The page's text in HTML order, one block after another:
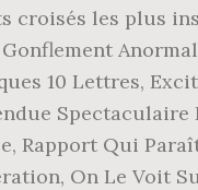
croisés les plus
10 Lettres,
Spectaculaire
Rapport Qui
On Le Voit